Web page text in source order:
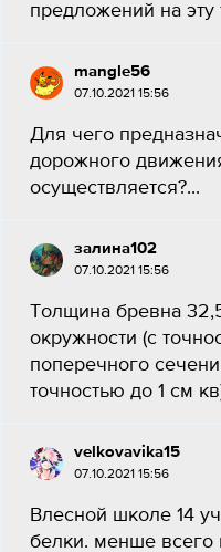
предложений на эту
mangle56
07.10.2021 15:56
Для чего
дорожного
осуществляется?...
залина102
07.10.2021 15:56
Толщина бревна
окружности (с
поперечного
точностью до 1 см
velkovavika15
07.10.2021 15:56
Влесной школе 14
белки. менше